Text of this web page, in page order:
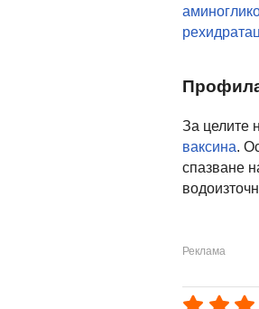
За целите
ваксина.
спазване